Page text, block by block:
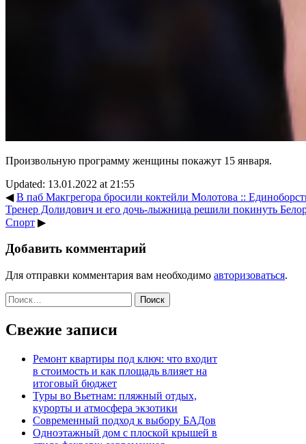
Произвольную программу женщины покажут 15 января.
Updated: 13.01.2022 at 21:55
◀В паб Макгрегора бросили коктейли Молотова ::
Тренер Долидович и его дочь-лыжница решили покинуть
Спорт ▶
Добавить комментарий
Для отправки комментария вам необходимо авторизоваться.
Найти:
Свежие записи
Ремонт квартиры под ключ: что входит
в стоимость и как площадь влияет на
итоговый бюджет
Туры во Вьетнам: пляжный отдых,
курорты и атмосфера экзотики
Современный подход к выбору БАДов
Одноэтажный дом с плоской крышей в